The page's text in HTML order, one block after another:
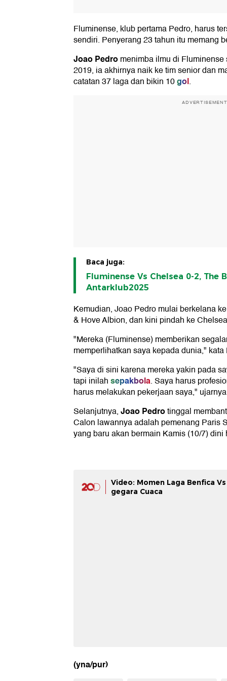
Fluminense, klub pertama Pedro, harus
sendiri. Penyerang 23 tahun itu memang
Joao Pedromenimba ilmu di
2019, ia akhirnya naik ke tim senior dan
catatan 37 laga dan bikin 10gol.
ADVERTISEMENT
Baca juga:
Fluminense Vs Chelsea 0-2, The
Antarklub2025
Kemudian, Joao Pedro mulai berkelana
& Hove Albion, dan kini pindah ke
"Mereka (Fluminense) memberikan
memperlihatkan saya kepada dunia,"
"Saya di sini karena mereka yakin pada
tapi inilahsepakbola. Saya harus
harus melakukan pekerjaan saya,"
Selanjutnya,Joao Pedrotinggal
Calon lawannya adalah pemenang Paris
yang baru akan bermain Kamis (10/7) dini
Video: Momen Laga Benfica
gegara Cuaca
(yna/pur)